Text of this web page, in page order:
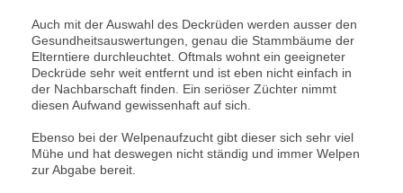
Auch mit der Auswahl des Deckrüden werden ausser den
Gesundheitsauswertungen, genau die Stammbäume der
Elterntiere durchleuchtet. Oftmals wohnt ein geeigneter
Deckrüde sehr weit entfernt und ist eben nicht einfach in
der Nachbarschaft finden. Ein seriöser Züchter nimmt
diesen Aufwand gewissenhaft auf sich.
Ebenso bei der Welpenaufzucht gibt dieser sich sehr viel
Mühe und hat deswegen nicht ständig und immer Welpen
zur Abgabe bereit.